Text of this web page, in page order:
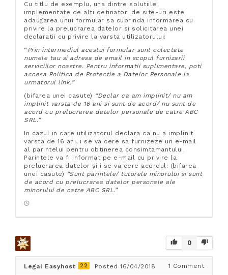
Cu titlu de exemplu, una dintre solutiile
implementate de alti detinatori de site-uri este
adaugarea unui formular sa cuprinda informarea cu
privire la prelucrarea datelor si solicitarea unei
declaratii cu privire la varsta utilizatorului:
“ Prin intermediul acestui formular sunt colectate
numele tau si adresa de email in scopul furnizarii
serviciilor noastre. Pentru informatii suplimentare, poti
accesa Politica de Protectie a Datelor Personale la
urmatorul link.”
(bifarea unei casute) “Declar ca am implinit/ nu am
implinit varsta de 16 ani si sunt de acord/ nu sunt de
acord cu prelucrarea datelor personale de catre ABC
SRL.”
In cazul in care utilizatorul declara ca nu a implinit
varsta de 16 ani, i se va cere sa furnizeze un e-mail
al parintelui pentru obtinerea consimtamantului.
Parintele va fi informat pe e-mail cu privire la
prelucrarea datelor și i se va cere acordul: (bifarea
unei casute) “Sunt parintele/ tutorele minorului si sunt
de acord cu prelucrarea datelor personale ale
minorului de catre ABC SRL.”
0
Legal Easyhost 22 Posted 16/04/2018 1 Comment